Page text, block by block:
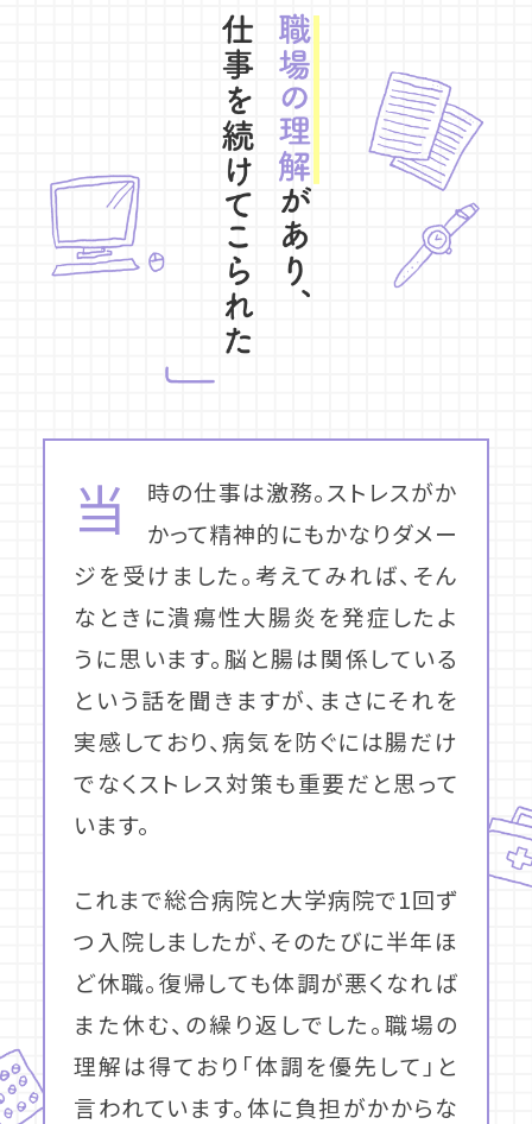
当
時の仕事は激務。ストレスがか
かって精神的にもかなりダメー
ジを受けました。考えてみれば、そん
なときに潰瘍性大腸炎を発症したよ
うに思います。脳と腸は関係している
という話を聞きますが、まさにそれを
実感しており、病気を防ぐには腸だけ
でなくストレス対策も重要だと思って
います。
これまで総合病院と大学病院で1回ず
つ入院しましたが、そのたびに半年ほ
ど休職。復帰しても体調が悪くなれば
また休む、の繰り返しでした。職場の
理解は得ており「体調を優先して」と
言われています。体に負担がかからな